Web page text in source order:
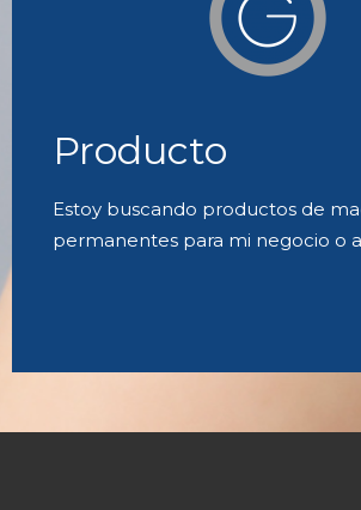
Producto
Estoy buscando productos de
permanentes para mi negocio o